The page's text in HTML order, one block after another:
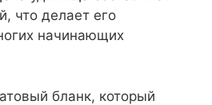
что делает его
начинающих
бланк, который